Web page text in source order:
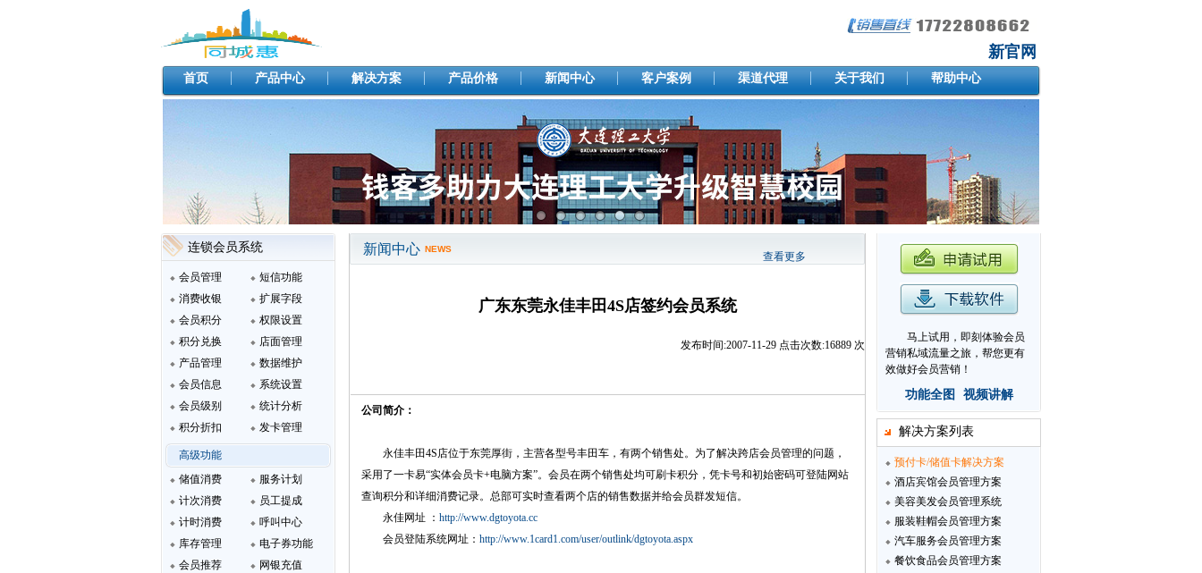
新官网
首页 产品中心 解决方案 产品价格 新闻中心 客户案例 渠道代理 关于我们 帮助中心
连锁会员系统
会员管理
消费收银
会员积分
积分兑换
产品管理
会员信息
会员级别
积分折扣
短信功能
扩展字段
权限设置
店面管理
数据维护
系统设置
统计分析
发卡管理
高级功能
储值消费
计次消费
计时消费
库存管理
会员推荐
服务计划
员工提成
呼叫中心
电子券功能
网银充值
新闻中心 NEWS
查看更多
广东东莞永佳丰田4S店签约会员系统
发布时间:2007-11-29 点击次数:16889 次
公司简介：
永佳丰田4S店位于东莞厚街，主营各型号丰田车，有两个销售处。为了解决跨店会员管理的问题，
采用了一卡易“实体会员卡+电脑方案”。会员在两个销售处均可刷卡积分，凭卡号和初始密码可登陆网站
查询积分和详细消费记录。总部可实时查看两个店的销售数据并给会员群发短信。
永佳网址 ： http://www.dgtoyota.cc
会员登陆系统网址： http://www.1card1.com/user/outlink/dgtoyota.aspx
马上试用，即刻体验会员
营销私域流量之旅，帮您更有
效做好会员营销！
功能全图 视频讲解
解决方案列表
预付卡/储值卡解决方案
酒店宾馆会员管理方案
美容美发会员管理系统
服装鞋帽会员管理方案
汽车服务会员管理方案
餐饮食品会员管理方案